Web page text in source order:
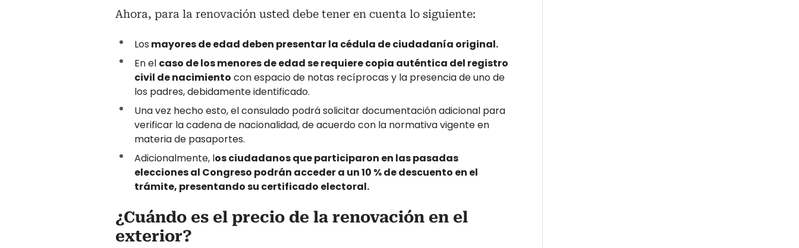
Ahora, para la renovación usted debe tener en cuenta lo siguiente:
Los mayores de edad deben presentar la cédula de ciudadanía original.
En el caso de los menores de edad se requiere copia auténtica del registro
civil de nacimiento con espacio de notas recíprocas y la presencia de uno de
los padres, debidamente identificado.
Una vez hecho esto, el consulado podrá solicitar documentación adicional para
verificar la cadena de nacionalidad, de acuerdo con la normativa vigente en
materia de pasaportes.
Adicionalmente, los ciudadanos que participaron en las pasadas
elecciones al Congreso podrán acceder a un 10 % de descuento en el
trámite, presentando su certificado electoral.
¿Cuándo es el precio de la renovación en el
exterior?